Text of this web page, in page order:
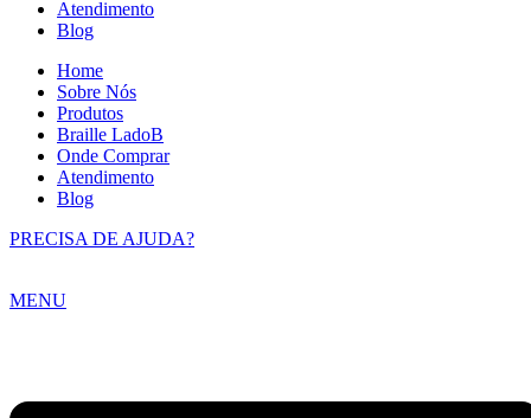
Atendimento
Blog
Home
Sobre Nós
Produtos
Braille LadoB
Onde Comprar
Atendimento
Blog
PRECISA DE AJUDA?
MENU